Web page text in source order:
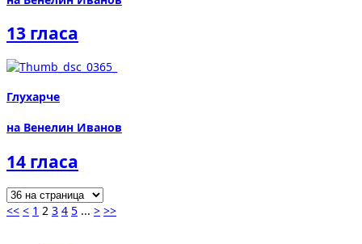
13 гласа
Глухарче
на Венелин Иванов
14 гласа
<< < 1 2 3 4 5 ... > >>